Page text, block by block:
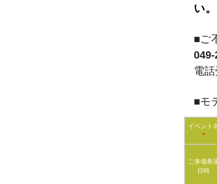
い。
■ご
電
■モ
イベント
*
ご来場希
日時